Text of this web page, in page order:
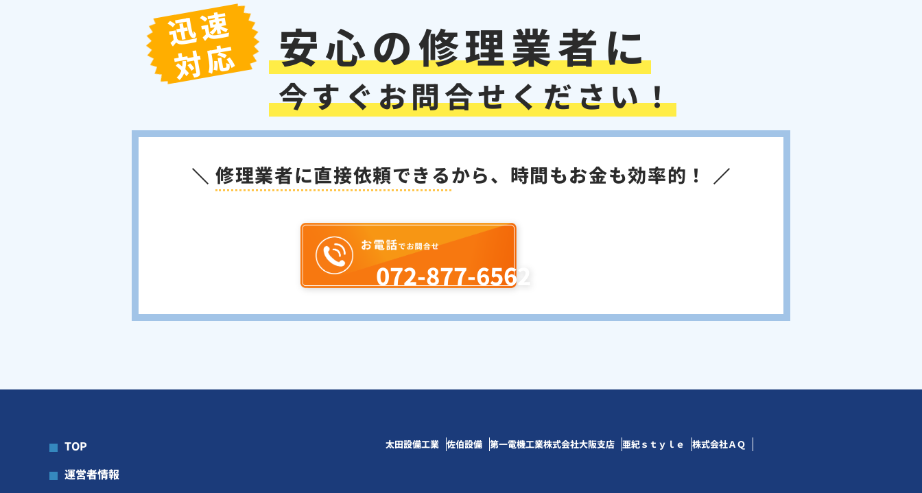
尾
市
千
早
村
和
堺
市
大
阪
市
太
子
町
富
田
林
岸
市
忠
町
市
松
原
市
柏
原
市
河
長
野
市
河
南
町
野
市
泉
南
泉
大
市
熊
取
町
田
尻
町
羽
曳
野
藤
井
寺
市
貝
阪
石
市
迅速
対応 安心の修理業者に
今すぐお問合せください！
修理業者に直接依頼できるから、 時間もお金も効率的！
072-877-6562
TOP
運営者情報
太田設備工業 佐伯設備 第一電機工業株式会社大阪支店 亜紀ｓｔｙｌｅ 株式会社ＡＱ